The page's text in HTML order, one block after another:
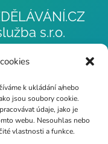
k ukládání a/nebo
jsou soubory cookie.
údaje, jako je
webu. Nesouhlas nebo
vlastnosti a funkce.
s.r.o.